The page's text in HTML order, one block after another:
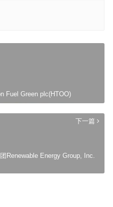
Fuel Green plc(HTOO)
下一篇
Renewable Energy Group, Inc.